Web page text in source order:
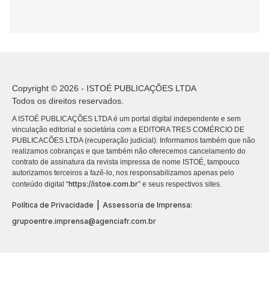
Copyright © 2026 - ISTOÉ PUBLICAÇÕES LTDA
Todos os direitos reservados.
A ISTOÉ PUBLICAÇÕES LTDA é um portal digital independente e sem
vinculação editorial e societária com a EDITORA TRES COMÉRCIO DE
PUBLICACÕES LTDA (recuperação judicial). Informamos também que não
realizamos cobranças e que também não oferecemos cancelamento do
contrato de assinatura da revista impressa de nome ISTOÉ, tampouco
autorizamos terceiros a fazê-lo, nos responsabilizamos apenas pelo
conteúdo digital “https://istoe.com.br” e seus respectivos sites.
Política de Privacidade
Assessoria de Imprensa:
grupoentre.imprensa@agenciafr.com.br